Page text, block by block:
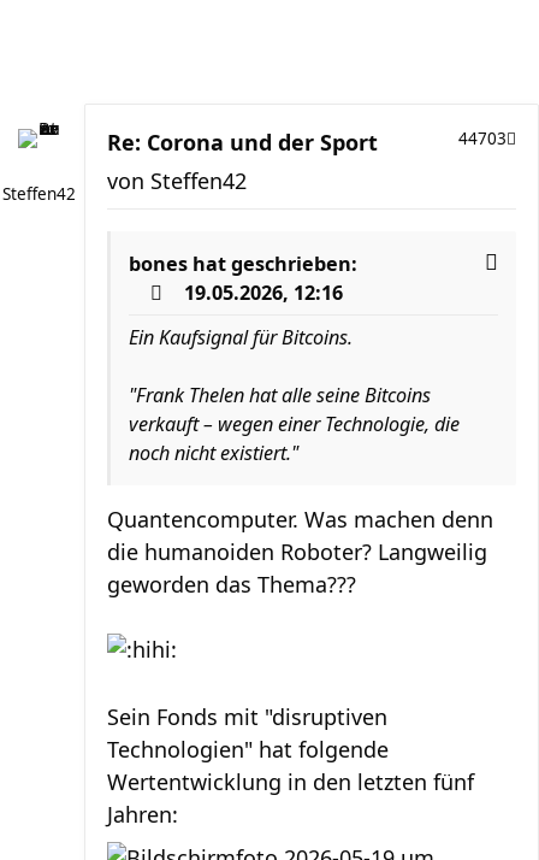
Steffen42
Re: Corona und der Sport 44703
von Steffen42
bones hat geschrieben:
19.05.2026, 12:16
Ein Kaufsignal für Bitcoins.
"Frank Thelen hat alle seine Bitcoins
verkauft – wegen einer Technologie, die
noch nicht existiert."
Quantencomputer. Was machen denn
die humanoiden Roboter? Langweilig
geworden das Thema???
Sein Fonds mit "disruptiven
Technologien" hat folgende
Wertentwicklung in den letzten fünf
Jahren: